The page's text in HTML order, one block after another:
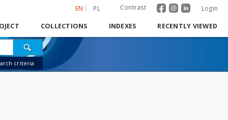
EN PL Contrast Login
COLLECTIONS INDEXES RECENTLY VIEWED
criteria